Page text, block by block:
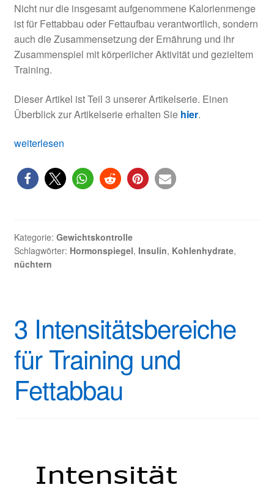
Nicht nur die insgesamt aufgenommene Kalorienmenge
ist für Fettabbau oder Fettaufbau verantwortlich, sondern
auch die Zusammensetzung der Ernährung und ihr
Zusammenspiel mit körperlicher Aktivität und gezieltem
Training.
Dieser Artikel ist Teil 3 unserer Artikelserie. Einen
Überblick zur Artikelserie erhalten Sie hier.
Nahrung
dem
Training:
nein?
weiterlesen
Kategorie: Gewichtskontrolle
Schlagwörter: Hormonspiegel, Insulin, Kohlenhydrate,
nüchtern
3 Intensitätsbereiche
für Training und
Fettabbau